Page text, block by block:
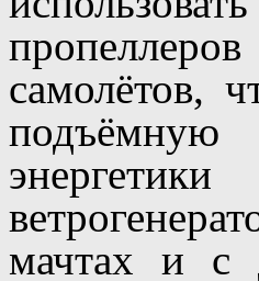
самолётов,
подъёмную
мачтах и с